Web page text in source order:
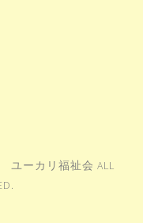
ユーカリ福祉会 ALL